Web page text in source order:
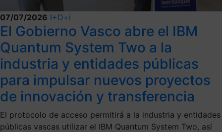
07/07/2026 I+D+i
El Gobierno Vasco abre el IBM
Quantum System Two a la
industria y entidades públicas
para impulsar nuevos proyectos
de innovación y transferencia
El protocolo de acceso permitirá a la industria y entidades
públicas vascas utilizar el IBM Quantum System Two, así